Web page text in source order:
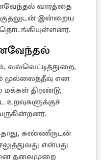
வாரத்தை
இன்றைய
வல்வெட்டித்துறை,
முல்லைத்தீவு என
மக்கள் திரண்டு,
கண்ணீருடன்
என்பது
தலைமுறை